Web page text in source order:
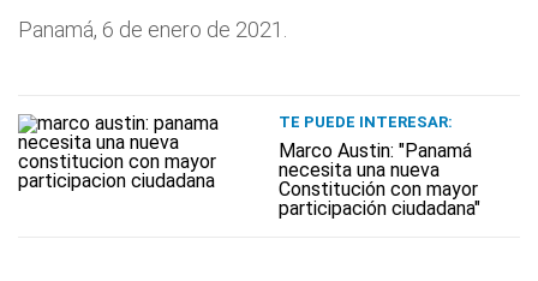
Panamá, 6 de enero de 2021.
TE PUEDE INTERESAR:
Marco Austin: "Panamá
necesita una nueva
Constitución con mayor
participación ciudadana"